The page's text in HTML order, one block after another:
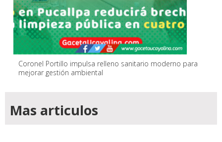
Coronel Portillo impulsa relleno sanitario moderno para
mejorar gestión ambiental
Mas articulos